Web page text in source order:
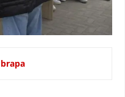
KATASTROFAVE